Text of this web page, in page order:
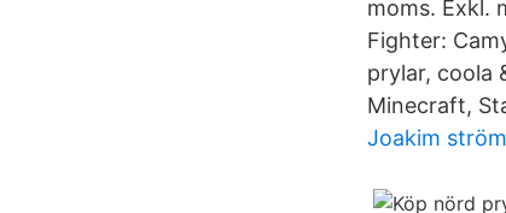
moms. Exkl.
Fighter:
prylar, coola
Minecraft,
Joakim